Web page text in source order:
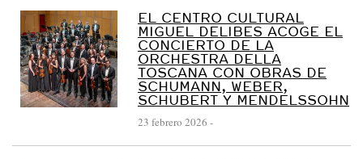
EL CENTRO CULTURAL
MIGUEL DELIBES ACOGE EL
CONCIERTO DE LA
ORCHESTRA DELLA
TOSCANA CON OBRAS DE
SCHUMANN, WEBER,
SCHUBERT Y MENDELSSOHN
23 febrero 2026 -